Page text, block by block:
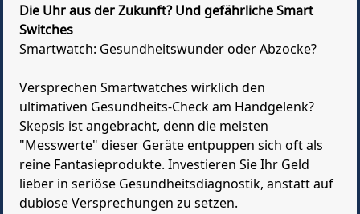
Die Uhr aus der Zukunft? Und gefährliche Smart
Switches
Smartwatch: Gesundheitswunder oder Abzocke?
Versprechen Smartwatches wirklich den
ultimativen Gesundheits-Check am Handgelenk?
Skepsis ist angebracht, denn die meisten
"Messwerte" dieser Geräte entpuppen sich oft als
reine Fantasieprodukte. Investieren Sie Ihr Geld
lieber in seriöse Gesundheitsdiagnostik, anstatt auf
dubiose Versprechungen zu setzen.